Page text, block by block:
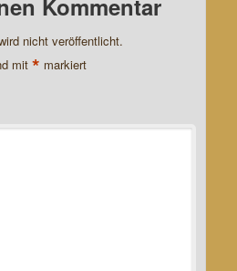
Kommentar
nicht veröffentlicht.
mit* markiert